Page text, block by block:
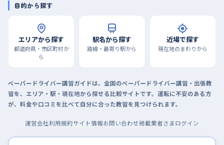
目的から探す
エリアから探す
都道府県・市区町村か
ら
駅名から探す
路線・最寄り駅から
近場で探す
現在地のまわりから
ペーパードライバー講習ガイドは、全国のペーパードライバー講習・出張教
習を、エリア・駅・現在地から探せる比較サイトです。運転に不安のある方
が、料金や口コミを比べて自分に合った教習を見つけられます。
運営会社利用規約サイト情報お問い合わせ掲載業者さまログイン